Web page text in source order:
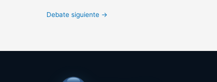
Debate siguiente →